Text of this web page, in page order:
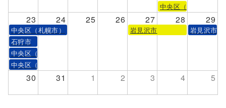
中央区（札幌市）
23 24 25 26 27 28 29
中央区（札幌市） 岩見沢市
岩見沢市
石狩市
中央区（札幌市）
中央区（札幌市）
30 31 1 2 3 4 5